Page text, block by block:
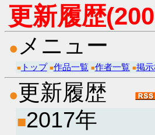
更新履歴
● メニュー
■ トップ ■作品一覧 ■作者一覧 ■掲示
●更新履歴
■2017年